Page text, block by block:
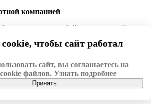
компанией
доставлен любой транспортной
определяет транспортная компания.
расчета Вы можете воспользоваться
сайте выбранной Вами транспортной
транспортная компания.
чтобы сайт работал
сайт, вы соглашаетесь на
файлов. Узнать подробнее
Принять